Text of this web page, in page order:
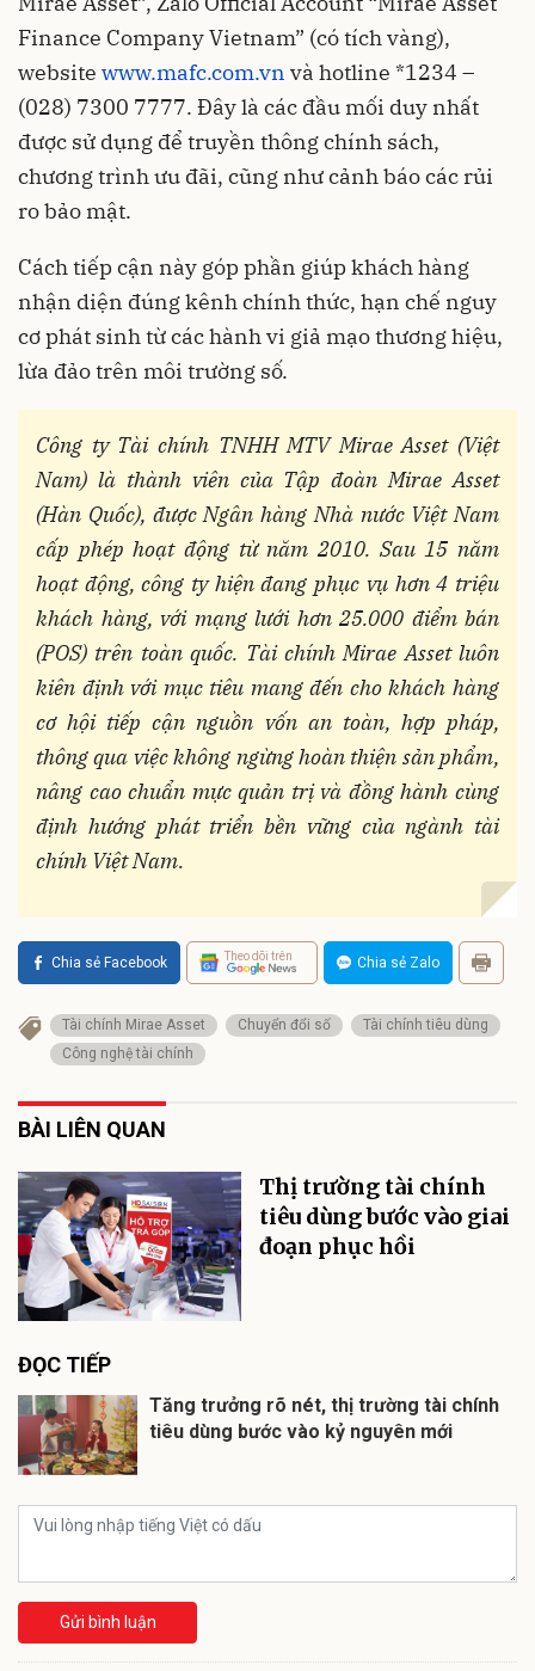
Finance Company Vietnam” (có tích vàng),
website www.mafc.com.vn và hotline *1234 –
(028) 7300 7777. Đây là các đầu mối duy nhất
được sử dụng để truyền thông chính sách,
chương trình ưu đãi, cũng như cảnh báo các rủi
ro bảo mật.
Cách tiếp cận này góp phần giúp khách hàng
nhận diện đúng kênh chính thức, hạn chế nguy
cơ phát sinh từ các hành vi giả mạo thương hiệu,
lừa đảo trên môi trường số.
Công ty Tài chính TNHH MTV Mirae Asset (Việt
Nam) là thành viên của Tập đoàn Mirae Asset
(Hàn Quốc), được Ngân hàng Nhà nước Việt Nam
cấp phép hoạt động từ năm 2010. Sau 15 năm
hoạt động, công ty hiện đang phục vụ hơn 4 triệu
khách hàng, với mạng lưới hơn 25.000 điểm bán
(POS) trên toàn quốc. Tài chính Mirae Asset luôn
kiên định với mục tiêu mang đến cho khách hàng
cơ hội tiếp cận nguồn vốn an toàn, hợp pháp,
thông qua việc không ngừng hoàn thiện sản phẩm,
nâng cao chuẩn mực quản trị và đồng hành cùng
định hướng phát triển bền vững của ngành tài
chính Việt Nam.
Chia sẻ Facebook Theo dõi trên Chia sẻ Zalo
Tài chính Mirae Asset Chuyển đổi số
Tài chính tiêu dùng
Công nghệ tài chính
BÀI LIÊN QUAN
Thị trường tài chính
tiêu dùng bước vào giai
đoạn phục hồi
ĐỌC TIẾP
Tăng trưởng rõ nét, thị trường tài chính
tiêu dùng bước vào kỷ nguyên mới
Gửi bình luận